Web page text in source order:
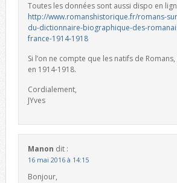
Toutes les données sont aussi dispo en
http://www.romanshistorique.fr/romans-
du-dictionnaire-biographique-des-
france-1914-1918
Si l’on ne compte que les natifs de
en 1914-1918.
Cordialement,
JYves
Manon dit :
16 mai 2016 à 14:15
Bonjour,